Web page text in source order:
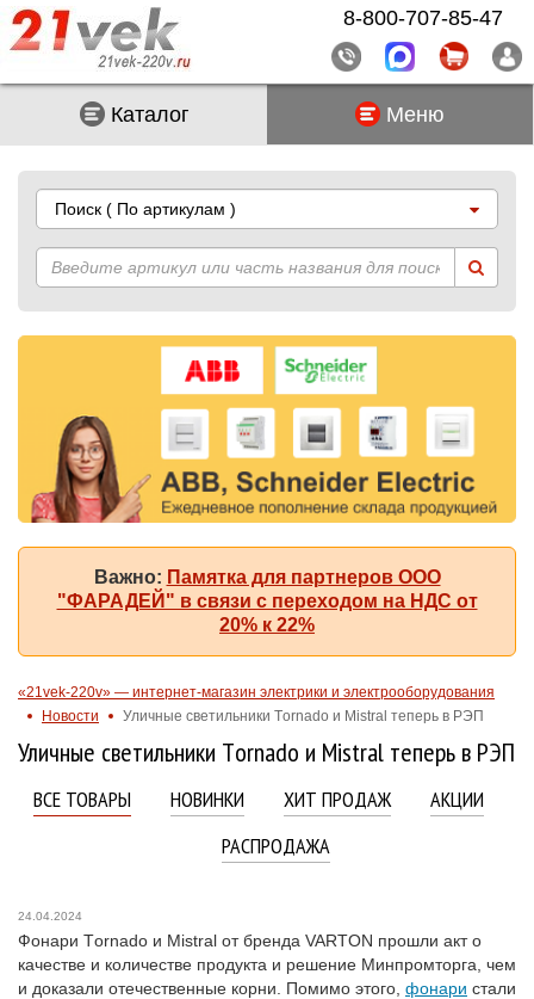
Каталог Меню
Поиск ( По артикулам )
Важно: Памятка для партнеров ООО
"ФАРАДЕЙ" в связи с переходом на НДС от
20% к 22%
«21vek-220v» — интернет-магазин электрики и электрооборудования
Новости
Уличные светильники Tоrnadо и Mistrаl теперь в РЭП
Уличные светильники Tоrnadо и Mistrаl теперь в РЭП
ВСЕ ТОВАРЫ НОВИНКИ ХИТ ПРОДАЖ
АКЦИИ
РАСПРОДАЖА
24.04.2024
Фонари Tоrnadо и Mistrаl от бренда VARTON прошли акт о
качестве и количестве продукта и решение Минпромторга, чем
и доказали отечественные корни. Помимо этого, фонари стали
8-800-707-85-47